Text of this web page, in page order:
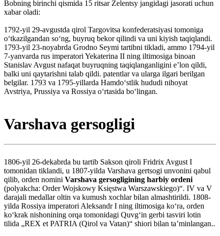
Bobning birinchi qismida 15 ritsar Zelentsy jangidagi jasorati uchun
xabar oladi:
1792-yil 29-avgustda qirol Targovitsa konfederatsiyasi tomoniga
oʻtkazilgandan soʻng, buyruq bekor qilindi va uni kiyish taqiqlandi.
1793-yil 23-noyabrda Grodno Seymi tartibni tikladi, ammo 1794-yil
7-yanvarda rus imperatori Yekaterina II ning iltimosiga binoan
Stanislav Avgust nafaqat buyruqning taqiqlanganligini eʼlon qildi,
balki uni qaytarishni talab qildi. patentlar va ularga ilgari berilgan
belgilar. 1793 va 1795-yillarda Hamdoʻstlik hududi nihoyat
Avstriya, Prussiya va Rossiya oʻrtasida boʻlingan.
Varshava gersogligi
1806-yil 26-dekabrda bu tartib Sakson qiroli Fridrix Avgust I
tomonidan tiklandi, u 1807-yilda Varshava gertsogi unvonini qabul
qilib, orden nomini Varshava gersogligining harbiy ordeni
(polyakcha: Order Wojskowy Księstwa Warszawskiego)“. IV va V
darajali medallar oltin va kumush xochlar bilan almashtirildi. 1808-
yilda Rossiya imperatori Aleksandr I ning iltimosiga koʻra, orden
koʻkrak nishonining orqa tomonidagi Quvgʻin gerbi tasviri lotin
tilida „REX et PATRIA (Qirol va Vatan)“ shiori bilan taʼminlangan..